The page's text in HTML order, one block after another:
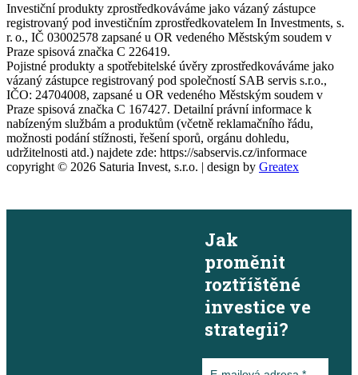
Investiční produkty zprostředkováváme jako vázaný zástupce
registrovaný pod investičním zprostředkovatelem In Investments, s.
r. o., IČ 03002578 zapsané u OR vedeného Městským soudem v
Praze spisová značka C 226419.
Pojistné produkty a spotřebitelské úvěry zprostředkováváme jako
vázaný zástupce registrovaný pod společností SAB servis s.r.o.,
IČO: 24704008, zapsané u OR vedeného Městským soudem v
Praze spisová značka C 167427. Detailní právní informace k
nabízeným službám a produktům (včetně reklamačního řádu,
možnosti podání stížnosti, řešení sporů, orgánu dohledu,
udržitelnosti atd.) najdete zde: https://sabservis.cz/informace
copyright © 2026 Saturia Invest, s.r.o. | design by Greatex
Jak
proměnit
roztříštěné
investice ve
strategii?